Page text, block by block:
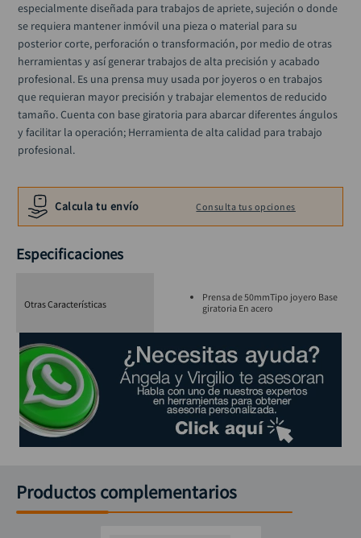
especialmente diseñada para trabajos de apriete, sujeción o donde
se requiera mantener inmóvil una pieza o material para su
posterior corte, perforación o transformación, por medio de otras
herramientas y así generar trabajos de alta precisión y acabado
profesional. Es una prensa muy usada por joyeros o en trabajos
que requieran mayor precisión y trabajar elementos de reducido
tamaño. Cuenta con base giratoria para abarcar diferentes ángulos
y facilitar la operación; Herramienta de alta calidad para trabajo
profesional.
Calcula tu envío Consulta tus opciones
Especificaciones
Otras Características
Prensa de 50mmTipo joyero Base
giratoria En acero
Productos complementarios